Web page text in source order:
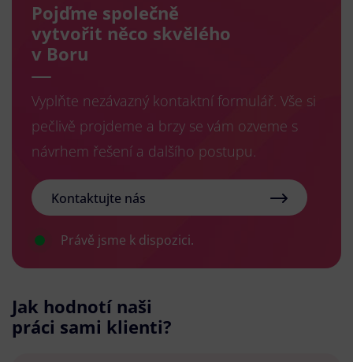
Pojďme společně
vytvořit něco skvělého
v Boru
Vyplňte nezávazný kontaktní formulář. Vše si
pečlivě projdeme a brzy se vám ozveme s
návrhem řešení a dalšího postupu.
Kontaktujte nás
Právě jsme k dispozici.
Jak hodnotí naši
práci sami klienti?